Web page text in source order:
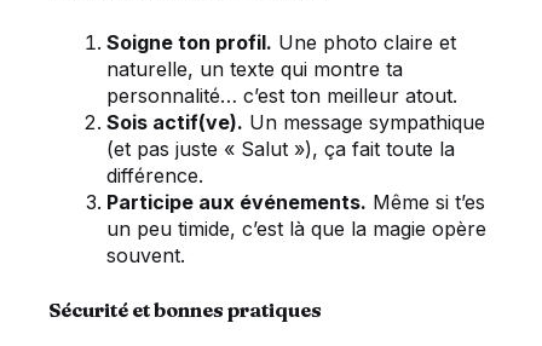
Soigne ton profil. Une photo claire et
naturelle, un texte qui montre ta
personnalité… c’est ton meilleur atout.
Sois actif(ve). Un message sympathique
(et pas juste « Salut »), ça fait toute la
différence.
Participe aux événements. Même si t’es
un peu timide, c’est là que la magie opère
souvent.
Sécurité et bonnes pratiques